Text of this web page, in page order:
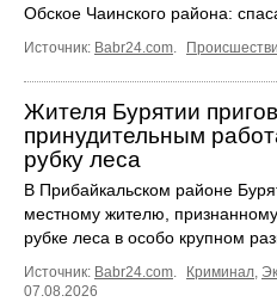
Обское Чаинского района:
Источник: Babr24.com.
Жителя Бурятии
принудительным
рубку леса
В Прибайкальском районе
местному жителю,
рубке леса в особо крупном
Источник: Babr24.com. Криминал,
07.08.2026